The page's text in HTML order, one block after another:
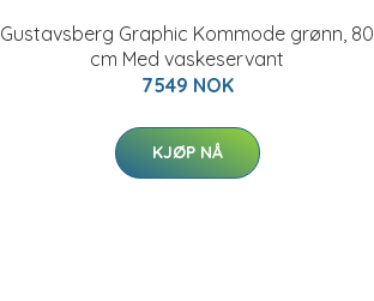
Gustavsberg Graphic Kommode grønn, 80
cm Med vaskeservant
7549 NOK
KJØP NÅ